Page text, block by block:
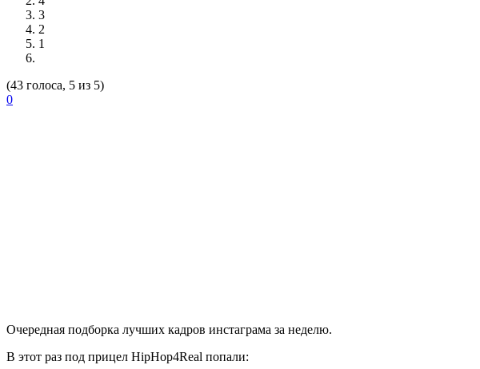
3
2
1
(43 голоса, 5 из 5)
0
Очередная подборка лучших кадров инстаграма за неделю.
В этот раз под прицел HipHop4Real попали: